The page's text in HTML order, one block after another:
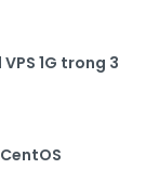
1G trong 3